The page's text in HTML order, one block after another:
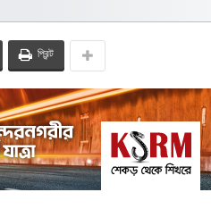
প্রিন্ট